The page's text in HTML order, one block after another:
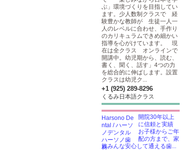
ぶ」環境づくりを目指してい
ます。少人数制クラスで 経
験豊かな教師が 生徒一人一
人のレベルに合わせ、手作り
のカリキュラムできめ細かい
指導を心がけています。 現
在は全クラス オンラインで
開講中。幼児期から、読む、
書く、聞く、話す」4つの力
を総合的に伸ばします。設置
クラスは幼児ク...
+1 (925) 289-8296
くるみ日本語クラス
開院30年以上
に信頼と実績
お子様からご年
配の方まで、家
族みんな安心して通える歯...